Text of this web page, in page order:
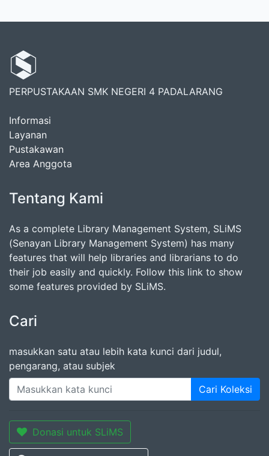
PERPUSTAKAAN SMK NEGERI 4 PADALARANG
Informasi
Layanan
Pustakawan
Area Anggota
Tentang Kami
As a complete Library Management System, SLiMS
(Senayan Library Management System) has many
features that will help libraries and librarians to do
their job easily and quickly. Follow this link to show
some features provided by SLiMS.
Cari
masukkan satu atau lebih kata kunci dari judul,
pengarang, atau subjek
Cari Koleksi
Donasi untuk SLiMS